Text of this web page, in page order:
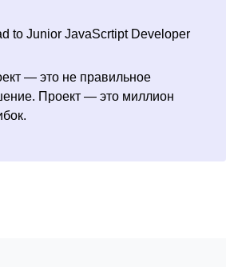
to Junior JavaScrtipt Developer
— это не правильное
Проект — это миллион